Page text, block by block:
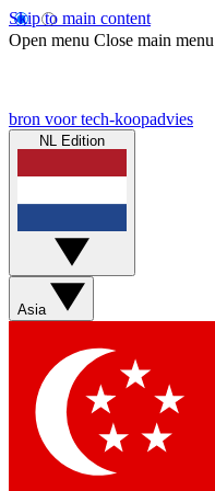
Skip to main content
Open menu Close main menu
bron voor tech-koopadvies
NL Edition
Asia